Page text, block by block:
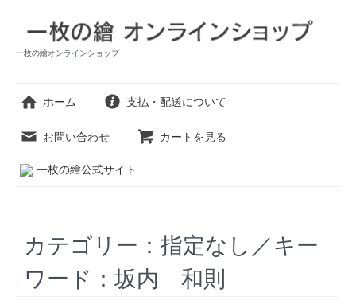
一枚の繪オンラインショップ
ホーム 支払・配送について
お問い合わせ カートを見る
一枚の繪公式サイト
カテゴリー：指定なし／キー
ワード：坂内 和則